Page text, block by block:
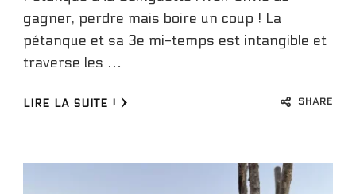
gagner, perdre mais boire un coup ! La
pétanque et sa 3e mi-temps est intangible et
traverse les …
LIRE LA SUITE ! SHARE